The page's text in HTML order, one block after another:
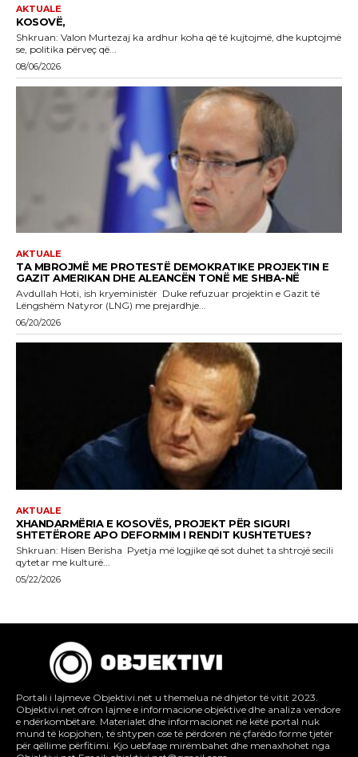
Portali i lajmeve Objektivi.net u themelua në dhjetor të vitit 2023.
Objektivi.net ofron lajme e informacione objektive dhe analiza vendore
e ndërkombëtare. Materialet dhe informacionet në këtë portal nuk
mund të kopjohen, të shtypen ose të përdoren në çfarëdo forme tjetër
për qëllime përfitimi. Kjo uebfaqe mirëmbahet dhe menaxhohet nga